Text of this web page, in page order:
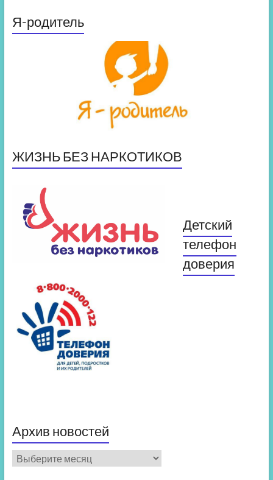
Я-родитель
ЖИЗНЬ БЕЗ НАРКОТИКОВ
Детский
телефон
доверия
Архив новостей
Архив
новостей